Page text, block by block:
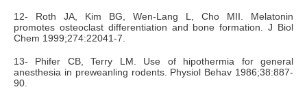
12- Roth JA, Kim BG, Wen-Lang L, Cho MII. Melatonin
promotes osteoclast differentiation and bone formation. J Biol
Chem 1999;274:22041-7.
13- Phifer CB, Terry LM. Use of hipothermia for general
anesthesia in preweanling rodents. Physiol Behav 1986;38:887-
90.